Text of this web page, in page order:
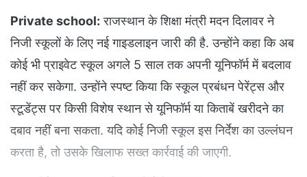
Private school: राजस्थान के शिक्षा मंत्री मदन दिलावर ने
निजी स्कूलों के लिए नई गाइडलाइन जारी की है. उन्होंने कहा कि अब
कोई भी प्राइवेट स्कूल अगले 5 साल तक अपनी यूनिफॉर्म में बदलाव
नहीं कर सकेगा. उन्होंने स्पष्ट किया कि स्कूल प्रबंधन पेरेंट्स और
स्‍टूडेंट्स पर किसी विशेष स्थान से यूनिफॉर्म या किताबें खरीदने का
दबाव नहीं बना सकता. यदि कोई निजी स्कूल इस निर्देश का उल्लंघन
करता है, तो उसके खिलाफ सख्त कार्रवाई की जाएगी.